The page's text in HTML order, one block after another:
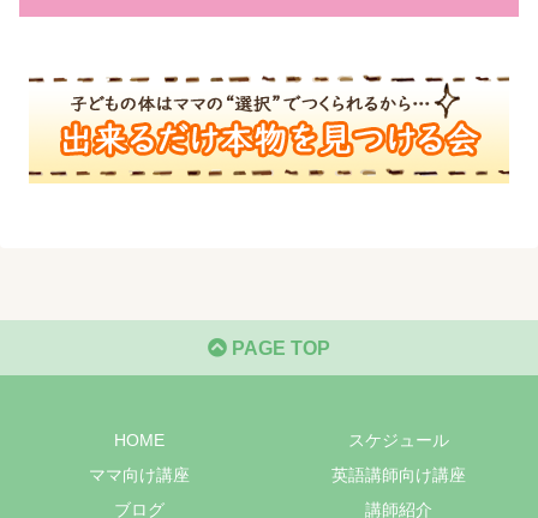
PAGE TOP
HOME
スケジュール
ママ向け講座
英語講師向け講座
ブログ
講師紹介